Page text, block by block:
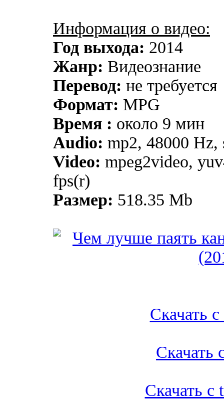
Информация о видео:
Год выхода: 2014
Жанр: Видеознание
Перевод: не требуется
Формат: MPG
Время : около 9 мин
Audio: mp2, 48000 Hz,
Video: mpeg2video,
fps(r)
Размер: 518.35 Mb
Скачать
Скачать
Скачать с